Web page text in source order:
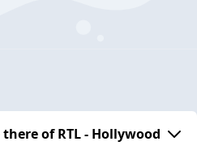
of RTL - Hollywood